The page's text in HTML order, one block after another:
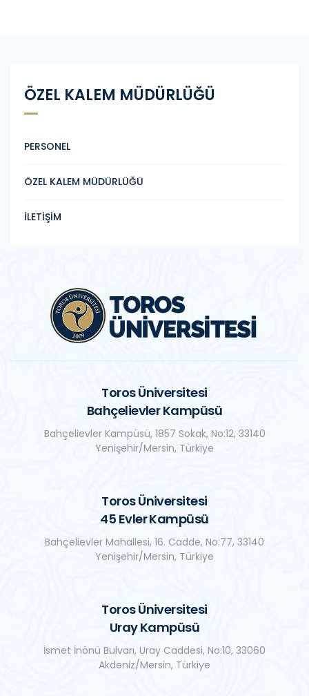
ÖZEL KALEM MÜDÜRLÜĞÜ
PERSONEL
ÖZEL KALEM MÜDÜRLÜĞÜ
İLETİŞİM
Toros Üniversitesi
Bahçelievler Kampüsü
Bahçelievler Kampüsü, 1857 Sokak, No:12, 33140
Yenişehir/Mersin, Türkiye
Toros Üniversitesi
45 Evler Kampüsü
Bahçelievler Mahallesi, 16. Cadde, No:77, 33140
Yenişehir/Mersin, Türkiye
Toros Üniversitesi
Uray Kampüsü
İsmet İnönü Bulvarı, Uray Caddesi, No:10, 33060
Akdeniz/Mersin, Türkiye